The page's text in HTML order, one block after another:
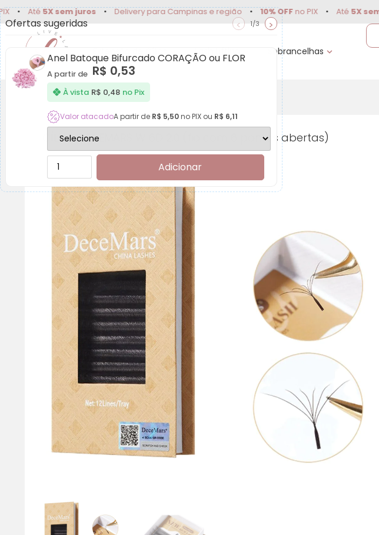
5X sem juros • Delivery para Campinas e região • 10% OFFno PIX • Até 5X sem juros
Extensão de Cílios Lash Lifting Sobrancelhas
CÍLIOS DECEMARS W 6D 2.0 (fio com 6 pontas abertas)
Ofertas sugeridas < 1/3 >
Anel Batoque Bifurcado CORAÇÃO ou FLOR
A partir de R$ 0,53
À vista R$ 0,48 no Pix
Valor atacadoA partir de R$ 5,50no PIX ou R$ 6,11
Adicionar